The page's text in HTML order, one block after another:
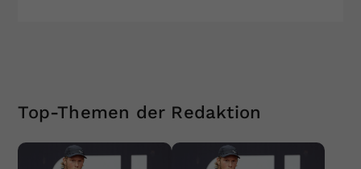
Top-Themen der Redaktion